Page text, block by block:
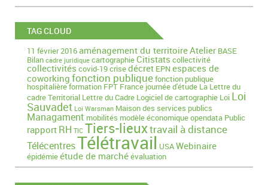
TAG CLOUD
11 février 2016aménagement du territoireAtelier BASE
Bilan cadre juridique cartographieCitistats collectivité
collectivités covid-19crisedécret EPN espaces de
coworking fonction publiquefonction publique
hospitalièreformation FPT France journée d'étude La Lettre du
cadre Territorial Lettre du Cadre Logiciel de cartographie Loi Loi
Sauvadet Loi Warsman Maison des services publics
Managament mobilités modèle économiqueopendata Public
rapport RH TIC Tiers-lieuxtravail à distance
TélécentresTélétravail USAWebinaire
épidémieétude de marchéévaluation